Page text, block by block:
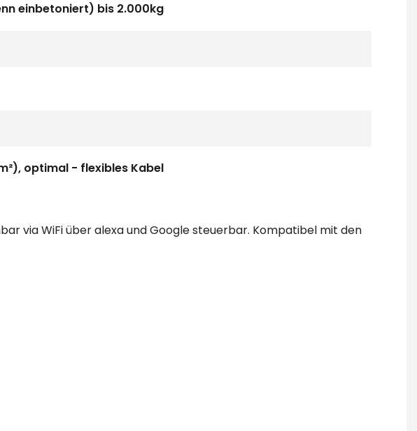
einbetoniert) bis 2.000kg
optimal - flexibles Kabel
via WiFi über alexa und Google steuerbar. Kompatibel mit den